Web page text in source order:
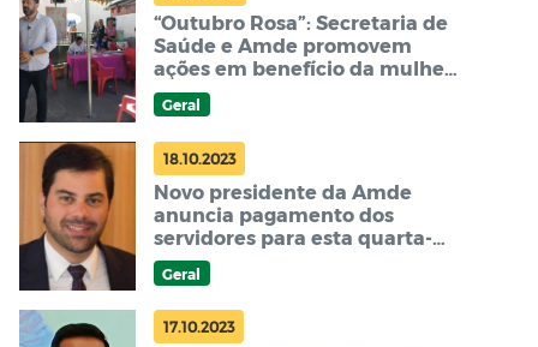
“Outubro Rosa”: Secretaria de
Saúde e Amde promovem
ações em benefício da mulher
em Campina Grande
Geral
18.10.2023
Novo presidente da Amde
anuncia pagamento dos
servidores para esta quarta-
feira, 18
Geral
17.10.2023